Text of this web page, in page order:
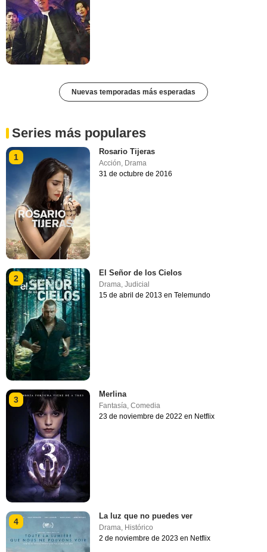
Nuevas temporadas más esperadas
Series más populares
1
Rosario Tijeras
Acción Drama
31 de octubre de 2016
2
El Señor de los Cielos
Drama,Judicial
15 de abril de 2013 en Telemundo
3
Merlina
Fantasía,Comedia
23 de noviembre de 2022 en Netflix
4
La luz que no puedes ver
Drama Histórico
2 de noviembre de 2023 en Netflix